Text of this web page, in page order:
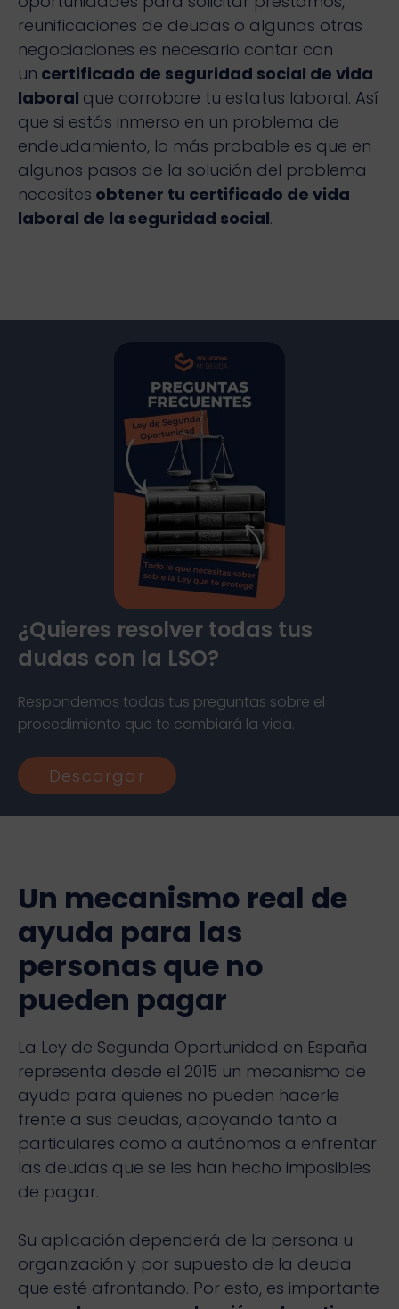
reunificaciones de deudas o algunas otras
negociaciones es necesario contar con
un certificado de seguridad social de vida
laboral que corrobore tu estatus laboral. Así
que si estás inmerso en un problema de
endeudamiento, lo más probable es que en
algunos pasos de la solución del problema
necesites obtener tu certificado de vida
laboral de la seguridad social.
¿Quieres resolver todas tus
dudas con la LSO?
Respondemos todas tus preguntas sobre el
procedimiento que te cambiará la vida.
Descargar
Un mecanismo real de
ayuda para las
personas que no
pueden pagar
La Ley de Segunda Oportunidad en España
representa desde el 2015 un mecanismo de
ayuda para quienes no pueden hacerle
frente a sus deudas, apoyando tanto a
particulares como a autónomos a enfrentar
las deudas que se les han hecho imposibles
de pagar.
Su aplicación dependerá de la persona u
organización y por supuesto de la deuda
que esté afrontando. Por esto, es importante